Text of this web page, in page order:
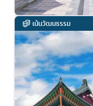
เน้นวัฒนธรรม